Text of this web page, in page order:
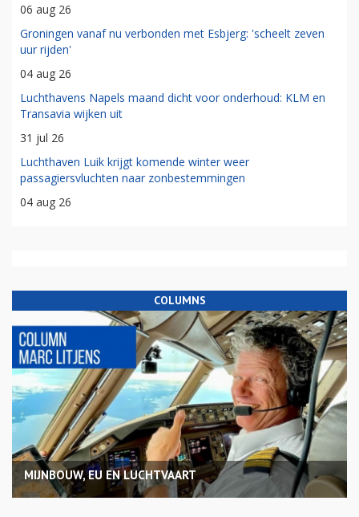
06 aug 26
Groningen vanaf nu verbonden met Esbjerg: 'scheelt zeven
uur rijden'
04 aug 26
Luchthavens Napels maand dicht voor onderhoud: KLM en
Transavia wijken uit
31 jul 26
Luchthaven Luik krijgt komende winter weer
passagiersvluchten naar zonbestemmingen
04 aug 26
COLUMNS
MIJNBOUW, EU EN LUCHTVAART